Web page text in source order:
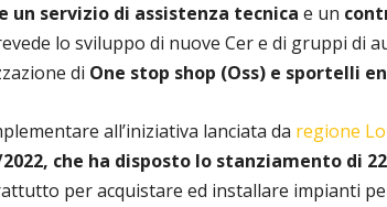
un servizio di assistenza tecnica e un
lo sviluppo di nuove Cer e di gruppi di
di One stop shop (Oss) e sportelli
all’iniziativa lanciata da regione
che ha disposto lo stanziamento di
per acquistare ed installare impianti